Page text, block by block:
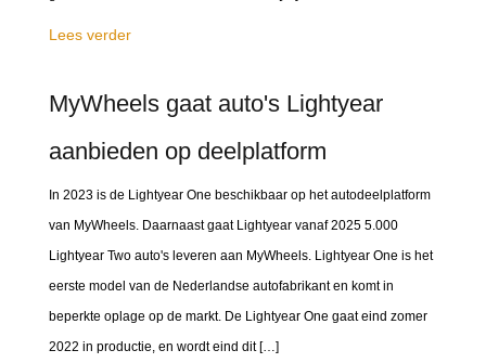
Lees verder
MyWheels gaat auto's Lightyear
aanbieden op deelplatform
In 2023 is de Lightyear One beschikbaar op het autodeelplatform
van MyWheels. Daarnaast gaat Lightyear vanaf 2025 5.000
Lightyear Two auto's leveren aan MyWheels. Lightyear One is het
eerste model van de Nederlandse autofabrikant en komt in
beperkte oplage op de markt. De Lightyear One gaat eind zomer
2022 in productie, en wordt eind dit […]